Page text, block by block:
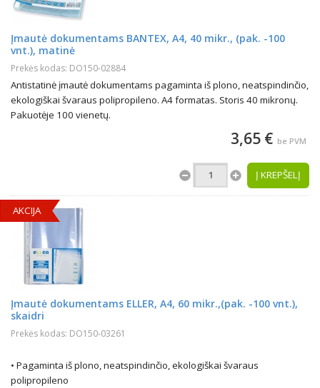
Įmautė dokumentams BANTEX, A4, 40 mikr., (pak. -100
vnt.), matinė
Prekės kodas: DO150-02884
Antistatinė įmautė dokumentams pagaminta iš plono, neatspindinčio,
ekologiškai švaraus polipropileno. A4 formatas. Storis 40 mikronų.
Pakuotėje 100 vienetų.
3,65 € be PVM
Į KREPŠELĮ
AKCIJA
Įmautė dokumentams ELLER, A4, 60 mikr.,(pak. -100 vnt.),
skaidri
Prekės kodas: DO150-03261
• Pagaminta iš plono, neatspindinčio, ekologiškai švaraus
polipropileno